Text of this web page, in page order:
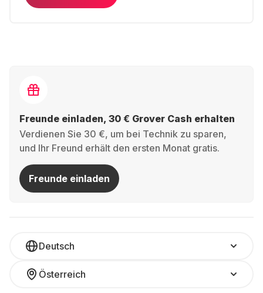
Freunde einladen, 30 € Grover Cash erhalten
Verdienen Sie 30 €, um bei Technik zu sparen,
und Ihr Freund erhält den ersten Monat gratis.
Freunde einladen
Deutsch
Österreich